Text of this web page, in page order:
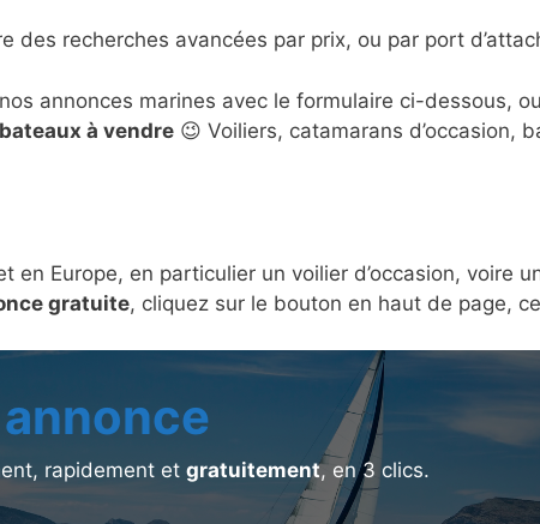
des recherches avancées par prix, ou par port
annonces marines avec le formulaire ci-dessous,
à vendre 😉 Voiliers, catamarans d’occasion,
en Europe, en particulier un voilier d’occasion, voire
gratuite, cliquez sur le bouton en haut de page,
rapidement et gratuitement, en 3 clics.